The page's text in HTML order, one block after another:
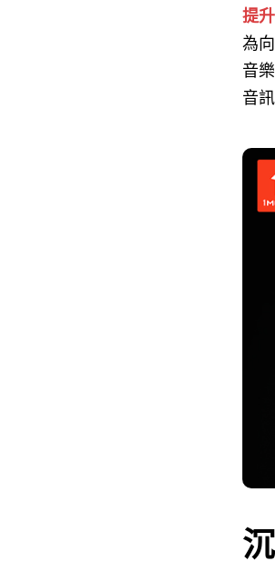
提
為
音
音